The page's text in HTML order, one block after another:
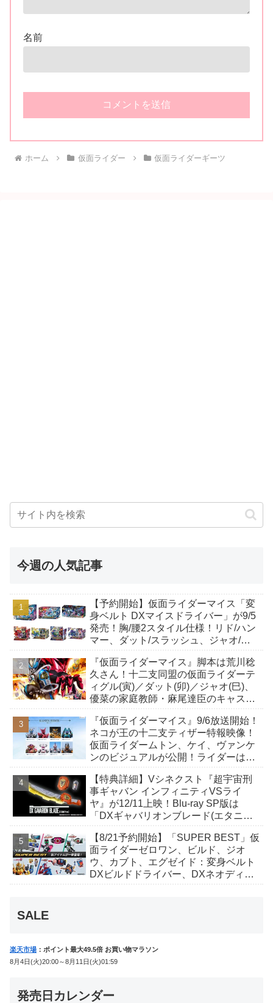
名前
ホーム 仮面ライダー 仮面ライダーギーツ
今週の人気記事
【予約開始】仮面ライダーマイス「変
身ベルト DXマイスドライバー」が9/5
発売！胸/腰2スタイル仕様！リド/ハン
マー、ダット/スラッシュ、ジャオ/バ
も！
『仮面ライダーマイス』脚本は荒川稔
久さん！十二支同盟の仮面ライダーテ
ィグル(寅)／ダット(卯)／ジャオ(巳)、
優菜の家庭教師・麻尾達臣のキャスト
んも変身！
『仮面ライダーマイス』9/6放送開始！
ネコが王の十二支ティザー特報映像！
仮面ライダームトン、ケイ、ヴァンケ
ンのビジュアルが公開！ライダーは子
【特典詳細】Vシネクスト『超宇宙刑
事ギャバン インフィニティVSライ
ヤ』が12/11上映！Blu-ray SP版は
「DXギャバリオンブレード(エタニテ
か豪華特典付き！
【8/21予約開始】「SUPER BEST」仮
面ライダーゼロワン、ビルド、ジオ
ウ、カブト、エグゼイド：変身ベルト
DXビルドドライバー、DXネオディケ
SALE
楽天市場 ：ポイント最大49.5倍 お買い物マラソン
8月4日(火)20:00～8月11日(火)01:59
発売日カレンダー